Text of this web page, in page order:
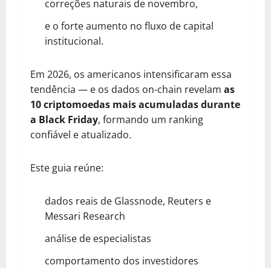
correções naturais de novembro,
e o forte aumento no fluxo de capital
institucional.
Em 2026, os americanos intensificaram essa
tendência — e os dados on-chain revelam as
10 criptomoedas mais acumuladas durante
a Black Friday, formando um ranking
confiável e atualizado.
Este guia reúne:
dados reais de Glassnode, Reuters e
Messari Research
análise de especialistas
comportamento dos investidores